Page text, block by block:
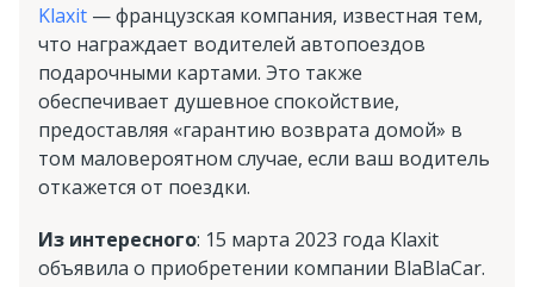
Klaxit — французская компания, известная тем,
что награждает водителей автопоездов
подарочными картами. Это также
обеспечивает душевное спокойствие,
предоставляя «гарантию возврата домой» в
том маловероятном случае, если ваш водитель
откажется от поездки.
Из интересного: 15 марта 2023 года Klaxit
объявила о приобретении компании BlaBlaCar.